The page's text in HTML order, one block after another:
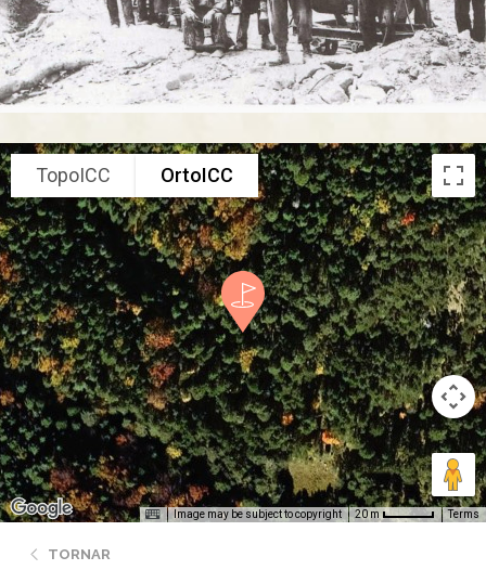
TopoICC OrtoICC
Image may be subject to copyright 20 m Terms
TORNAR